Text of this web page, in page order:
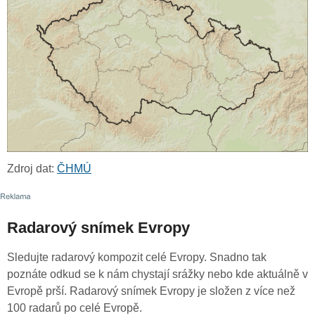
Zdroj dat: ČHMÚ
Radarový snímek Evropy
Sledujte radarový kompozit celé Evropy. Snadno tak
poznáte odkud se k nám chystají srážky nebo kde aktuálně v
Evropě prší. Radarový snímek Evropy je složen z více než
100 radarů po celé Evropě.